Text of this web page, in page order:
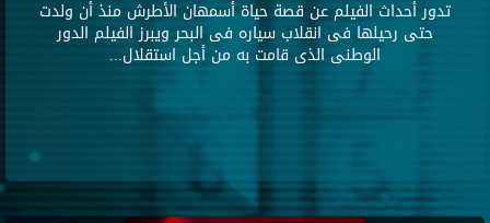
تدور أحداث الفيلم عن قصة حياة أسمهان الأطرش منذ أن ولدت
حتى رحيلها فى انقلاب سياره فى البحر ويبرز الفيلم الدور
الوطنى الذى قامت به من أجل استقلال...